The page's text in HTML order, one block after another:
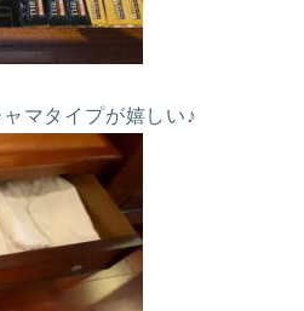
マタイプが嬉しい♪